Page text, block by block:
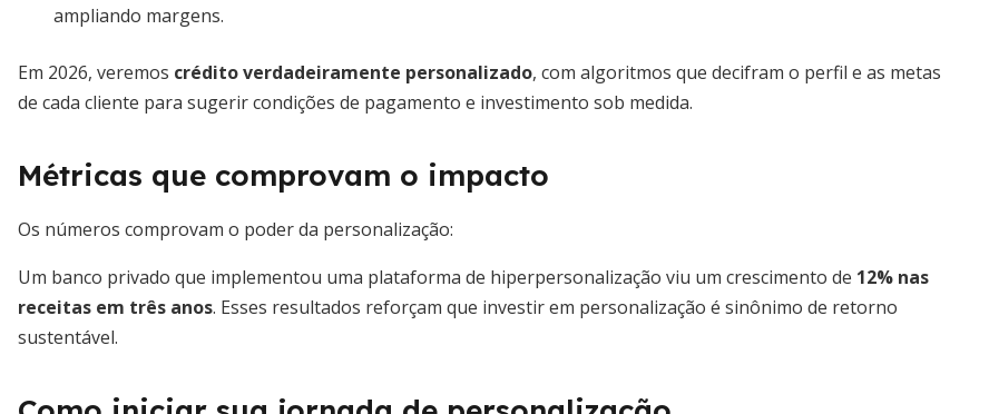
ampliando margens.
Em 2026, veremos crédito verdadeiramente personalizado, com algoritmos que decifram o perfil e as metas
de cada cliente para sugerir condições de pagamento e investimento sob medida.
Métricas que comprovam o impacto
Os números comprovam o poder da personalização:
Um banco privado que implementou uma plataforma de hiperpersonalização viu um crescimento de 12% nas
receitas em três anos. Esses resultados reforçam que investir em personalização é sinônimo de retorno
sustentável.